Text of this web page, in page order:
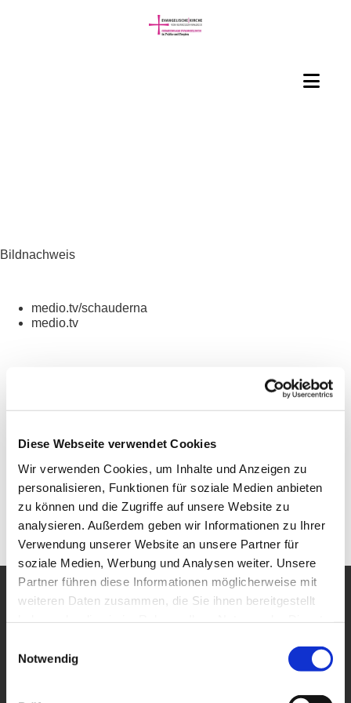
Diese Webseite verwendet Cookies
Wir verwenden Cookies, um Inhalte und Anzeigen zu
personalisieren, Funktionen für soziale Medien anbieten
zu können und die Zugriffe auf unsere Website zu
analysieren. Außerdem geben wir Informationen zu Ihrer
Verwendung unserer Website an unsere Partner für
soziale Medien, Werbung und Analysen weiter. Unsere
Partner führen diese Informationen möglicherweise mit
weiteren Daten zusammen, die Sie ihnen bereitgestellt
Notwendig
Bildnachweis
medio.tv/schauderna
medio.tv
36037 Fulda